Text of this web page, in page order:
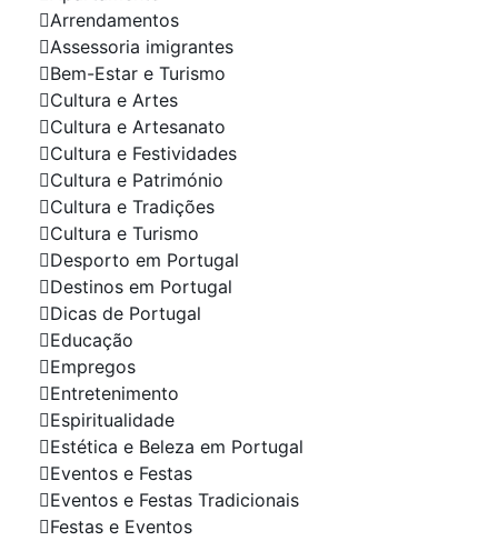
Arrendamentos
Assessoria imigrantes
Bem-Estar e Turismo
Cultura e Artes
Cultura e Artesanato
Cultura e Festividades
Cultura e Património
Cultura e Tradições
Cultura e Turismo
Desporto em Portugal
Destinos em Portugal
Dicas de Portugal
Educação
Empregos
Entretenimento
Espiritualidade
Estética e Beleza em Portugal
Eventos e Festas
Eventos e Festas Tradicionais
Festas e Eventos